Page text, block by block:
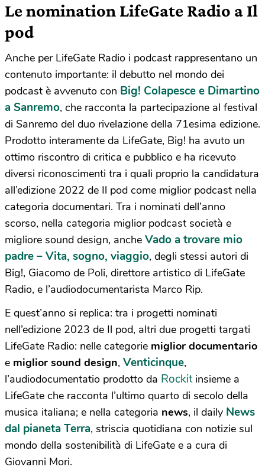
Le nomination LifeGate Radio a Il
pod
Anche per LifeGate Radio i podcast rappresentano un
contenuto importante: il debutto nel mondo dei
podcast è avvenuto con Big! Colapesce e Dimartino
a Sanremo, che racconta la partecipazione al festival
di Sanremo del duo rivelazione della 71esima edizione.
Prodotto interamente da LifeGate, Big! ha avuto un
ottimo riscontro di critica e pubblico e ha ricevuto
diversi riconoscimenti tra i quali proprio la candidatura
all’edizione 2022 de Il pod come miglior podcast nella
categoria documentari. Tra i nominati dell’anno
scorso, nella categoria miglior podcast società e
migliore sound design, anche Vado a trovare mio
padre – Vita, sogno, viaggio, degli stessi autori di
Big!, Giacomo de Poli, direttore artistico di LifeGate
Radio, e l’audiodocumentarista Marco Rip.
E quest’anno si replica: tra i progetti nominati
nell’edizione 2023 de Il pod, altri due progetti targati
LifeGate Radio: nelle categorie miglior documentario
e miglior sound design, Venticinque,
l’audiodocumentatio prodotto da Rockitinsieme a
LifeGate che racconta l’ultimo quarto di secolo della
musica italiana; e nella categoria news, il daily News
dal pianeta Terra, striscia quotidiana con notizie sul
mondo della sostenibilità di LifeGate e a cura di
Giovanni Mori.